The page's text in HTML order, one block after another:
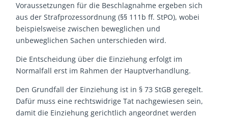
Voraussetzungen für die Beschlagnahme ergeben sich
aus der Strafprozessordnung (§§ 111b ff. StPO), wobei
beispielsweise zwischen beweglichen und
unbeweglichen Sachen unterschieden wird.
Die Entscheidung über die Einziehung erfolgt im
Normalfall erst im Rahmen der Hauptverhandlung.
Den Grundfall der Einziehung ist in § 73 StGB geregelt.
Dafür muss eine rechtswidrige Tat nachgewiesen sein,
damit die Einziehung gerichtlich angeordnet werden